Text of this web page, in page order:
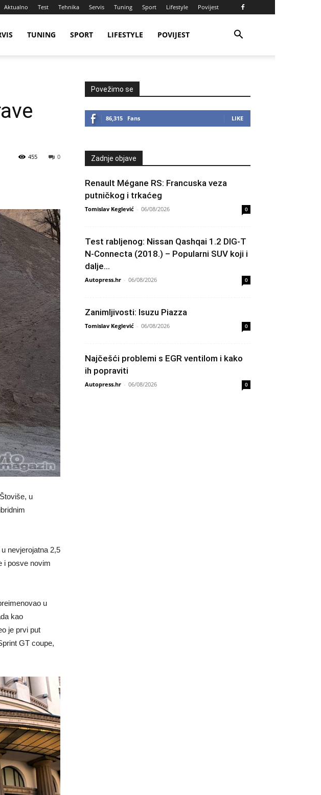
Aktualno Test Tehnika Servis Tuning Sport Lifestyle Povijest
TUNING SPORT LIFESTYLE POVIJEST
0
455
u
nevjerojatna 2,5
i posve novim
u
kao
je prvi put
GT coupe,
Povežimo se
86,315 Fans LIKE
Zadnje objave
Renault Mégane RS: Francuska veza
putničkog i trkaćeg
Tomislav Keglević - 06/08/2026 0
Test rabljenog: Nissan Qashqai 1.2 DIG-T
N-Connecta (2018.) – Popularni SUV koji i
dalje...
Autopress.hr - 06/08/2026 0
Zanimljivosti: Isuzu Piazza
Tomislav Keglević - 06/08/2026 0
Najčešći problemi s EGR ventilom i kako
ih popraviti
Autopress.hr - 06/08/2026 0